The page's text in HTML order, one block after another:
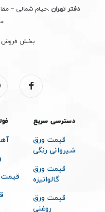
دفتر تهران :خیام شمالی –
بخش
دسترسی سریع
قیمت ورق
شیروانی رنگی
قیمت ورق
گالوانیزه
قیمت ورق
روغنی
قیمت